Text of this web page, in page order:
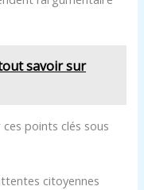
savoir sur
points clés sous
citoyennes